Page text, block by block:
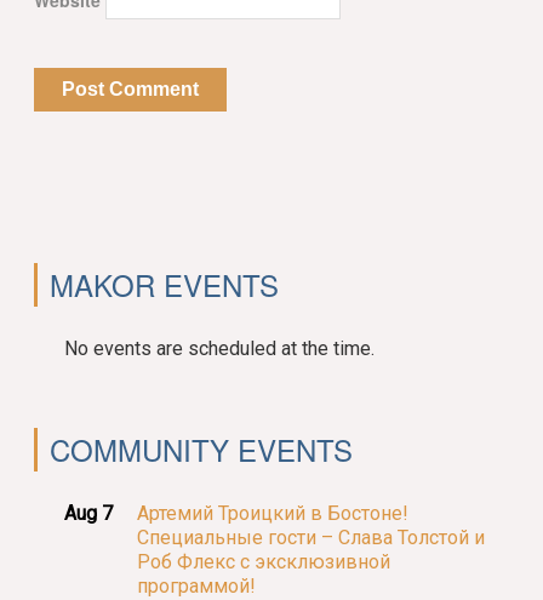
MAKOR EVENTS
No events are scheduled at the time.
COMMUNITY EVENTS
Aug 7
Артемий Троицкий в Бостоне!
Специальные гости – Слава Толстой и
Роб Флекс с эксклюзивной
программой!